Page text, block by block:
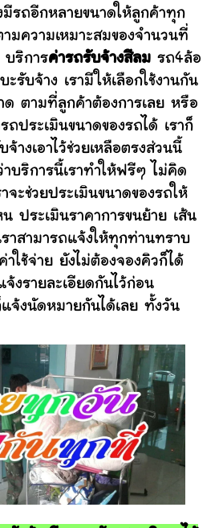
มีรถอีกหลายขนาดให้ลูกค้าทุก
ามความเหมาะสมของจำนวนที่
บริการค่ารถรับจ้างสีลม รถ4ล้อ
รับจ้าง เรามีให้เลือกใช้งานกัน
ด ตามที่ลูกค้าต้องการเลย หรือ
ถประเมินขนาดของรถได้ เราก็
างเอาไว้ช่วยเหลือตรงส่วนนี้
บริการนี้เราทำให้ฟรีๆ ไม่คิด
จะช่วยประเมินขนาดของรถให้
น ประเมินราคาการขนย้าย เส้น
ราสามารถแจ้งให้ทุกท่านทราบ
ใช้จ่าย ยังไม่ต้องจองคิวก็ได้
งรายละเอียดกันไว้ก่อน
จ้งนัดหมายกันได้เลย ทั้งวัน